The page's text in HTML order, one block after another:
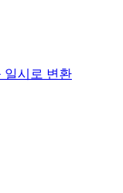
일시로 변환